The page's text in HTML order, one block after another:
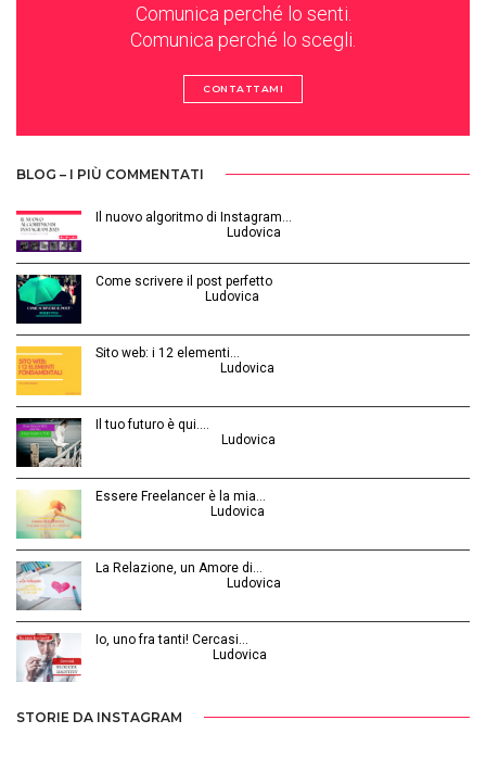
Comunica perché lo senti.
Comunica perché lo scegli.
CONTATTAMI
BLOG – I PIÙ COMMENTATI
Il nuovo algoritmo di Instagram…
Ludovica
Come scrivere il post perfetto
Ludovica
Sito web: i 12 elementi…
Ludovica
Il tuo futuro è qui.…
Ludovica
Essere Freelancer è la mia…
Ludovica
La Relazione, un Amore di…
Ludovica
Io, uno fra tanti! Cercasi…
Ludovica
STORIE DA INSTAGRAM